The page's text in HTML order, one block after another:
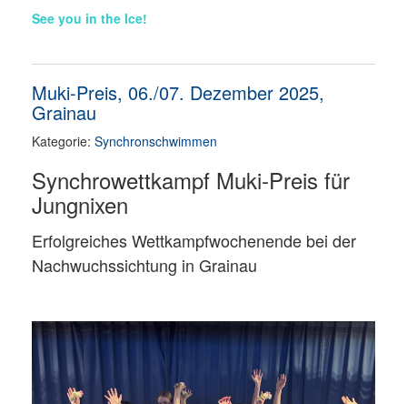
See you in the Ice!
Muki-Preis, 06./07. Dezember 2025,
Grainau
Kategorie: Synchronschwimmen
Synchrowettkampf Muki-Preis für
Jungnixen
Erfolgreiches Wettkampfwochenende bei der
Nachwuchssichtung in Grainau